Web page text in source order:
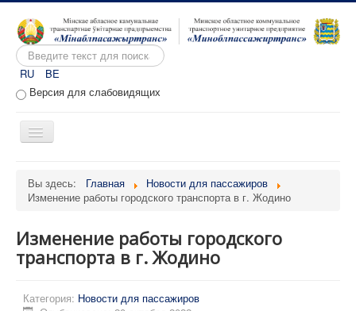
Искать...
RU
BE
Версия для слабовидящих
Включить/
О предприятии
Обращения
Расписание движения
Вы здесь: Главная
Новости для пассажиров
Изменение работы городского транспорта в г. Жодино
Изменение работы городского
транспорта в г. Жодино
Категория: Новости для пассажиров